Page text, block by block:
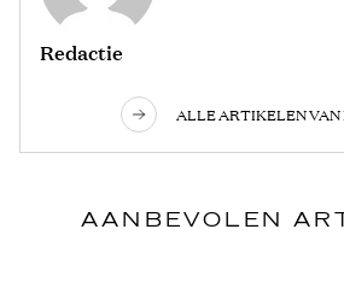
Redactie
ALLE ARTIKELEN VAN
AANBEVOLEN